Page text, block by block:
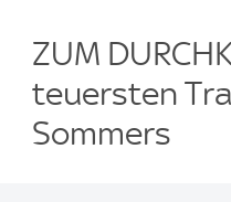
ZUM
teuersten
Sommers